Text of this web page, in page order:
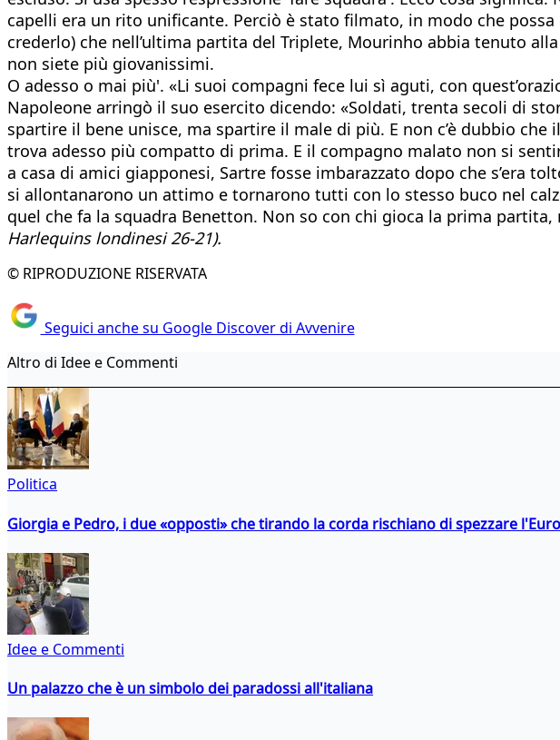
capelli era un rito unificante. Perciò è stato filmato, in modo che
crederlo) che nell’ultima partita del Triplete, Mourinho abbia tenuto
non siete più giovanissimi.
O adesso o mai più'. «Li suoi compagni fece lui sì aguti, con
Napoleone arringò il suo esercito dicendo: «Soldati, trenta secoli di
spartire il bene unisce, ma spartire il male di più. E non c’è dubbio
trova adesso più compatto di prima. E il compagno malato non si
a casa di amici giapponesi, Sartre fosse imbarazzato dopo che s’era
si allontanarono un attimo e tornarono tutti con lo stesso buco nel
quel che fa la squadra Benetton. Non so con chi gioca la prima partita,
Harlequins londinesi 26-21).
© RIPRODUZIONE RISERVATA
Seguici anche su Google Discover di Avvenire
Altro di Idee e Commenti
Politica
Giorgia e Pedro, i due «opposti» che tirando la corda rischiano di spezzare
Idee e Commenti
Un palazzo che è un simbolo dei paradossi all'italiana